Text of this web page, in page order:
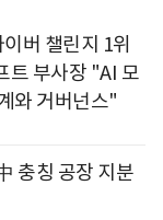
버 챌린지 1위
트 부사장 "AI 모
와 거버넌스"
충칭 공장 지분